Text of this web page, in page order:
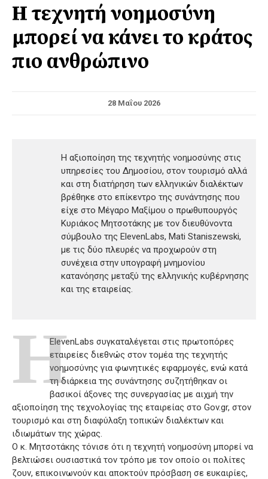
Η τεχνητή νοημοσύνη
μπορεί να κάνει το κράτος
πιο ανθρώπινο
28 Μαΐου 2026
Η αξιοποίηση της τεχνητής νοημοσύνης στις
υπηρεσίες του Δημοσίου, στον τουρισμό αλλά
και στη διατήρηση των ελληνικών διαλέκτων
βρέθηκε στο επίκεντρο της συνάντησης που
είχε στο Μέγαρο Μαξίμου ο πρωθυπουργός
Κυριάκος Μητσοτάκης με τον διευθύνοντα
σύμβουλο της ElevenLabs, Mati Staniszewski,
με τις δύο πλευρές να προχωρούν στη
συνέχεια στην υπογραφή μνημονίου
κατανόησης μεταξύ της ελληνικής κυβέρνησης
και της εταιρείας.
ΗElevenLabs συγκαταλέγεται στις πρωτοπόρες
εταιρείες διεθνώς στον τομέα της τεχνητής
νοημοσύνης για φωνητικές εφαρμογές, ενώ κατά
τη διάρκεια της συνάντησης συζητήθηκαν οι
βασικοί άξονες της συνεργασίας με αιχμή την
αξιοποίηση της τεχνολογίας της εταιρείας στο Gov.gr, στον
τουρισμό και στη διαφύλαξη τοπικών διαλέκτων και
ιδιωμάτων της χώρας.
Ο κ. Μητσοτάκης τόνισε ότι η τεχνητή νοημοσύνη μπορεί να
βελτιώσει ουσιαστικά τον τρόπο με τον οποίο οι πολίτες
ζουν, επικοινωνούν και αποκτούν πρόσβαση σε ευκαιρίες,